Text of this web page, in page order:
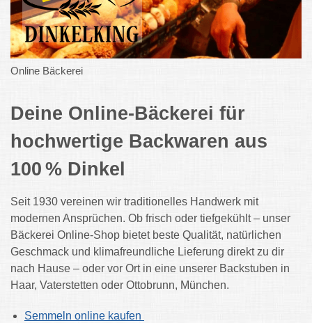
Online Bäckerei
Deine Online-Bäckerei für
hochwertige Backwaren aus
100 % Dinkel
Seit 1930 vereinen wir traditionelles Handwerk mit
modernen Ansprüchen. Ob frisch oder tiefgekühlt – unser
Bäckerei Online-Shop bietet beste Qualität, natürlichen
Geschmack und klimafreundliche Lieferung direkt zu dir
nach Hause – oder vor Ort in eine unserer Backstuben in
Haar, Vaterstetten oder Ottobrunn, München.
Semmeln online kaufen